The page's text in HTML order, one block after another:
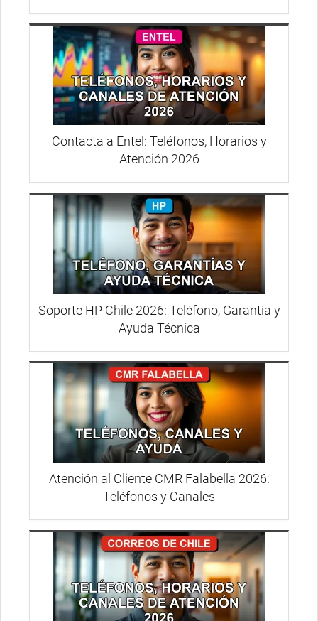
Contacta a Entel: Teléfonos, Horarios y
Atención 2026
Soporte HP Chile 2026: Teléfono, Garantía y
Ayuda Técnica
Atención al Cliente CMR Falabella 2026:
Teléfonos y Canales